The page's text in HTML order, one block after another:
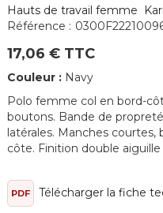
Hauts de travail femme
Référence :
17,06 € TTC
Couleur : Navy
Polo femme col en bord-
boutons. Bande de
latérales. Manches
côte. Finition double
PDF Télécharger la fiche